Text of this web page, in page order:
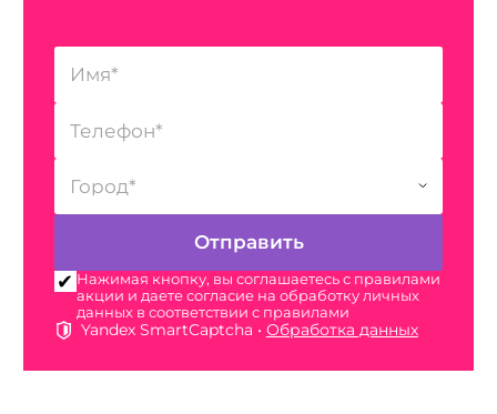
Нажимая кнопку, вы соглашаетесь с правилами
акции и даете согласие на обработку личных
данных в соответствии с правилами
Yandex SmartCaptcha • Обработка данных